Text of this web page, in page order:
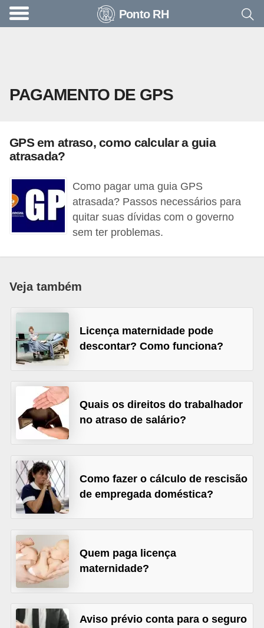
Ponto RH
PAGAMENTO DE GPS
GPS em atraso, como calcular a guia
atrasada?
Como pagar uma guia GPS
atrasada? Passos necessários para
quitar suas dívidas com o governo
sem ter problemas.
Veja também
Licença maternidade pode
descontar? Como funciona?
Quais os direitos do trabalhador
no atraso de salário?
Como fazer o cálculo de rescisão
de empregada doméstica?
Quem paga licença
maternidade?
Aviso prévio conta para o seguro
A
t
e
a
e
p
e
a
B
i
o
m
e
t
i
a
C
o
n
c
u
s